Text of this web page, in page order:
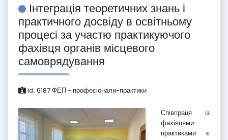
Інтеграція теоретичних знань і
практичного досвіду в освітньому
процесі за участю практикуючого
фахівця органів місцевого
самоврядування
id: 6187ФЕП - професіонали-практики
Співпраця із
фахівцями-
практиками є